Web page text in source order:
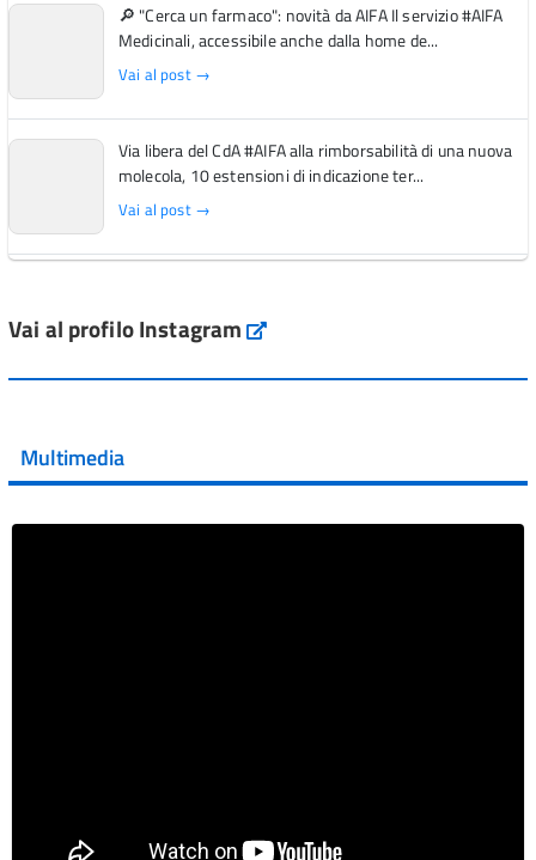
🔎 "Cerca un farmaco": novità da AIFA Il servizio #AIFA
Medicinali, accessibile anche dalla home de...
Vai al post →
Via libera del CdA #AIFA alla rimborsabilità di una nuova
molecola, 10 estensioni di indicazione ter...
Vai al post →
Vai al post →
Vai al post →
Vai al profilo Instagram Instagram
Multimedia